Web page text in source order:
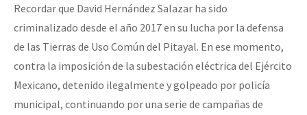
Recordar que David Hernández Salazar ha sido
criminalizado desde el año 2017 en su lucha por la defensa
de las Tierras de Uso Común del Pitayal. En ese momento,
contra la imposición de la subestación eléctrica del Ejército
Mexicano, detenido ilegalmente y golpeado por policía
municipal, continuando por una serie de campañas de